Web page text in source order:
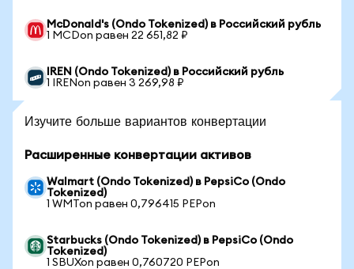
McDonald's (Ondo Tokenized) в Российский рубль
1 MCDon равен 22 651,82 ₽
IREN (Ondo Tokenized) в Российский рубль
1 IRENon равен 3 269,98 ₽
Изучите больше вариантов конвертации
Расширенные конвертации активов
Walmart (Ondo Tokenized) в PepsiCo (Ondo
Tokenized)
1 WMTon равен 0,796415 PEPon
Starbucks (Ondo Tokenized) в PepsiCo (Ondo
Tokenized)
1 SBUXon равен 0,760720 PEPon